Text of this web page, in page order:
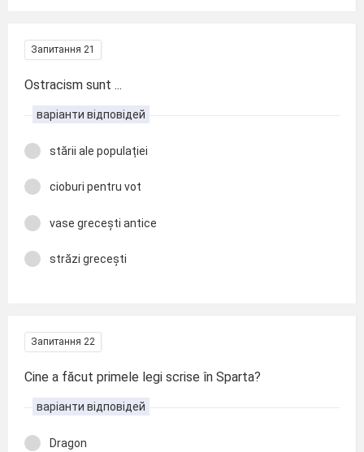
Запитання 21
Ostracism sunt ...
варіанти відповідей
stării ale populației
cioburi pentru vot
vase grecești antice
străzi grecești
Запитання 22
Cine a făcut primele legi scrise în Sparta?
варіанти відповідей
Dragon